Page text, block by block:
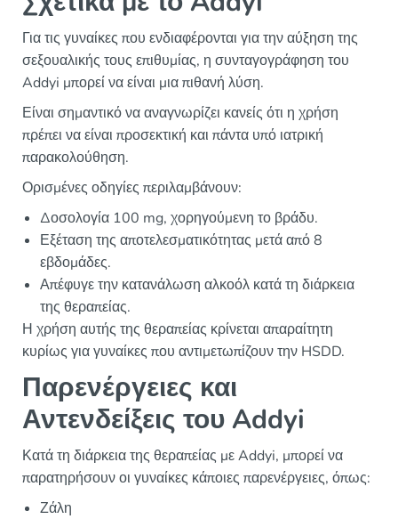
Για τις γυναίκες που ενδιαφέρονται για την αύξηση της
σεξουαλικής τους επιθυμίας, η συνταγογράφηση του
Addyi μπορεί να είναι μια πιθανή λύση.
Είναι σημαντικό να αναγνωρίζει κανείς ότι η χρήση
πρέπει να είναι προσεκτική και πάντα υπό ιατρική
παρακολούθηση.
Ορισμένες οδηγίες περιλαμβάνουν:
Δοσολογία 100 mg, χορηγούμενη το βράδυ.
Εξέταση της αποτελεσματικότητας μετά από 8
εβδομάδες.
Απέφυγε την κατανάλωση αλκοόλ κατά τη διάρκεια
της θεραπείας.
Η χρήση αυτής της θεραπείας κρίνεται απαραίτητη
κυρίως για γυναίκες που αντιμετωπίζουν την HSDD.
Παρενέργειες και
Αντενδείξεις του Addyi
Κατά τη διάρκεια της θεραπείας με Addyi, μπορεί να
παρατηρήσουν οι γυναίκες κάποιες παρενέργειες, όπως:
Ζάλη